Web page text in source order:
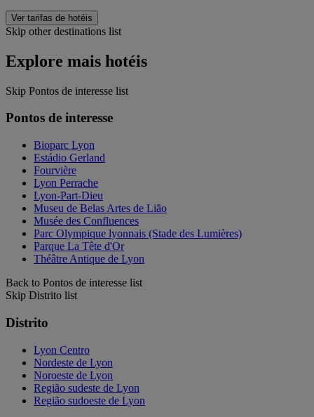
Ver tarifas de hotéis
Skip other destinations list
Explore mais hotéis
Skip Pontos de interesse list
Pontos de interesse
Bioparc Lyon
Estádio Gerland
Fourvière
Lyon Perrache
Lyon-Part-Dieu
Museu de Belas Artes de Lião
Musée des Confluences
Parc Olympique lyonnais (Stade des Lumières)
Parque La Tête d'Or
Théâtre Antique de Lyon
Back to Pontos de interesse list
Skip Distrito list
Distrito
Lyon Centro
Nordeste de Lyon
Noroeste de Lyon
Região sudeste de Lyon
Região sudoeste de Lyon